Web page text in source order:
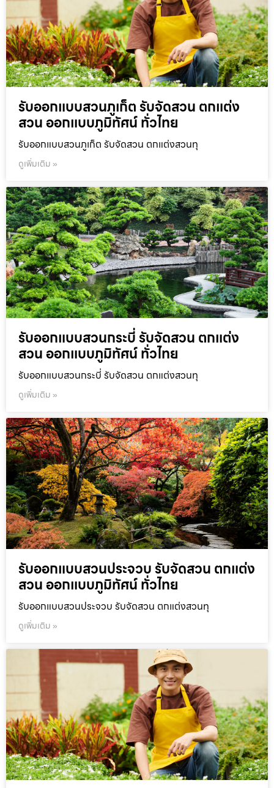
รับออกแบบสวนภูเก็ต รับจัดสวน ตกแต่ง
สวน ออกแบบภูมิทัศน์ ทั่วไทย
รับออกแบบสวนภูเก็ต รับจัดสวน ตกแต่งสวนทุ
ดูเพิ่มเติม »
รับออกแบบสวนกระบี่ รับจัดสวน ตกแต่ง
สวน ออกแบบภูมิทัศน์ ทั่วไทย
รับออกแบบสวนกระบี่ รับจัดสวน ตกแต่งสวนทุ
ดูเพิ่มเติม »
รับออกแบบสวนประจวบ รับจัดสวน ตกแต่ง
สวน ออกแบบภูมิทัศน์ ทั่วไทย
รับออกแบบสวนประจวบ รับจัดสวน ตกแต่งสวนทุ
ดูเพิ่มเติม »